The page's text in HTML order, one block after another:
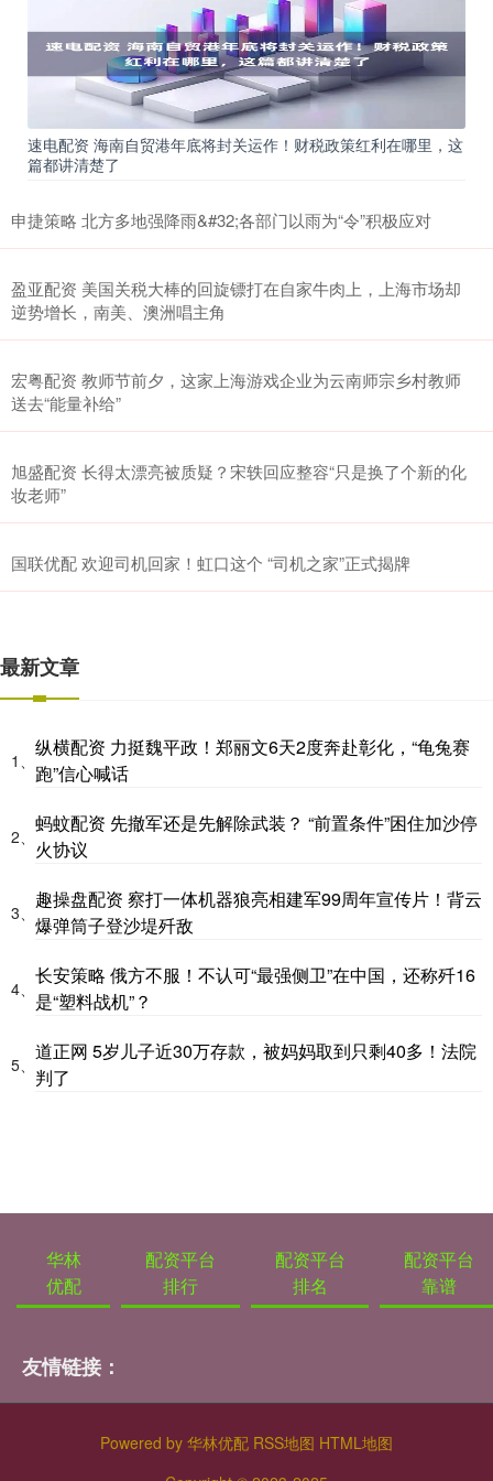
速电配资 海南自贸港年底将封关运作！财税政策红利在哪里，这
篇都讲清楚了
申捷策略 北方多地强降雨&#32;各部门以雨为“令”积极应对
盈亚配资 美国关税大棒的回旋镖打在自家牛肉上，上海市场却
逆势增长，南美、澳洲唱主角
宏粤配资 教师节前夕，这家上海游戏企业为云南师宗乡村教师
送去“能量补给”
旭盛配资 长得太漂亮被质疑？宋轶回应整容“只是换了个新的化
妆老师”
国联优配 欢迎司机回家！虹口这个 “司机之家”正式揭牌
最新文章
1、
纵横配资 力挺魏平政！郑丽文6天2度奔赴彰化，“龟兔赛
跑”信心喊话
2、
蚂蚊配资 先撤军还是先解除武装？ “前置条件”困住加沙停
火协议
3、
趣操盘配资 察打一体机器狼亮相建军99周年宣传片！背云
爆弹筒子登沙堤歼敌
4、
长安策略 俄方不服！不认可“最强侧卫”在中国，还称歼16
是“塑料战机”？
5、
道正网 5岁儿子近30万存款，被妈妈取到只剩40多！法院
判了
华林
优配
配资平台
排行
配资平台
排名
配资平台
靠谱
友情链接：
Powered by 华林优配 RSS地图 HTML地图